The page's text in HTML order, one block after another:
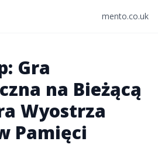
mento.co.uk
Gra
na Bieżącą
Wyostrza
Pamięci